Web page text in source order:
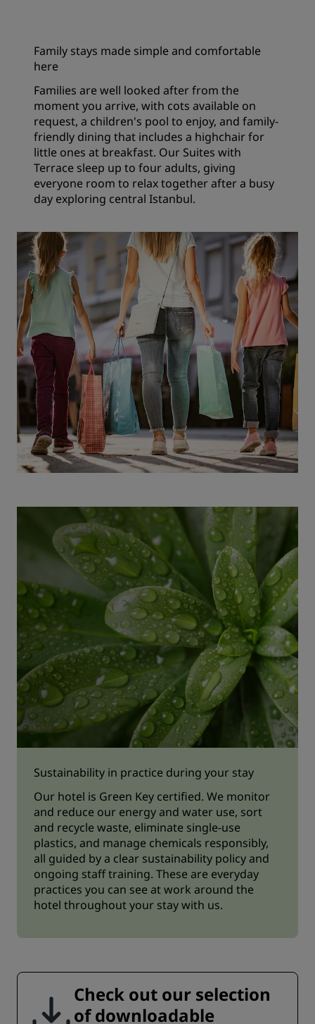
Family stays made simple and comfortable
here
Families are well looked after from the
moment you arrive, with cots available on
request, a children's pool to enjoy, and family-
friendly dining that includes a highchair for
little ones at breakfast. Our Suites with
Terrace sleep up to four adults, giving
everyone room to relax together after a busy
day exploring central Istanbul.
Sustainability in practice during your stay
Our hotel is Green Key certified. We monitor
and reduce our energy and water use, sort
and recycle waste, eliminate single-use
plastics, and manage chemicals responsibly,
all guided by a clear sustainability policy and
ongoing staff training. These are everyday
practices you can see at work around the
hotel throughout your stay with us.
Check out our selection
of downloadable